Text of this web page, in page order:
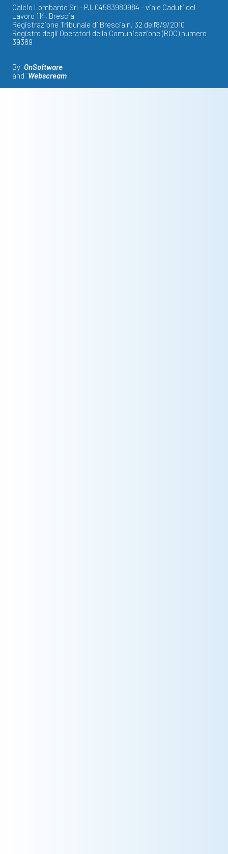
Calcio Lombardo Srl - P.I. 04583980984 - viale Caduti del
Lavoro 114, Brescia
Registrazione Tribunale di Brescia n. 32 dell'8/9/2010
Registro degli Operatori della Comunicazione (ROC) numero
39389
By OnSoftware
and Webscream